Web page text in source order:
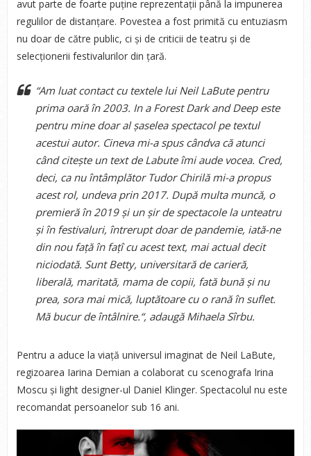
avut parte de foarte puține reprezentații până la impunerea
regulilor de distanțare. Povestea a fost primită cu entuziasm
nu doar de către public, ci și de criticii de teatru și de
selecționerii festivalurilor din țară.
“Am luat contact cu textele lui Neil LaBute pentru
prima oară în 2003. In a Forest Dark and Deep este
pentru mine doar al șaselea spectacol pe textul
acestui autor. Cineva mi-a spus cândva că atunci
când citește un text de Labute îmi aude vocea. Cred,
deci, ca nu întâmplător Tudor Chirilă mi-a propus
acest rol, undeva prin 2017. După multa muncă, o
premieră în 2019 și un șir de spectacole la unteatru
și în festivaluri, întrerupt doar de pandemie, iată-ne
din nou față în fațî cu acest text, mai actual decit
niciodată. Sunt Betty, universitară de carieră,
liberală, maritată, mama de copii, fată bună și nu
prea, sora mai mică, luptătoare cu o rană în suflet.
Mă bucur de întâlnire.“, adaugă Mihaela Sîrbu.
Pentru a aduce la viață universul imaginat de Neil LaBute,
regizoarea Iarina Demian a colaborat cu scenografa Irina
Moscu și light designer-ul Daniel Klinger. Spectacolul nu este
recomandat persoanelor sub 16 ani.